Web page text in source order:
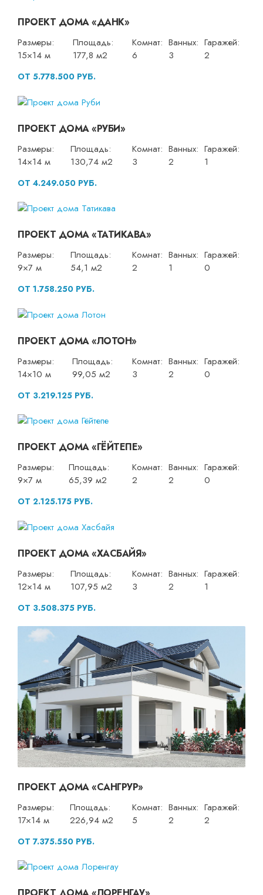
ПРОЕКТ ДОМА «ДАНК»
Размеры:
15×14 м
Площадь:
177,8 м2
Комнат:
6
Ванных:
3
Гаражей:
2
ОТ 5.778.500 РУБ.
ПРОЕКТ ДОМА «РУБИ»
Размеры:
14×14 м
Площадь:
130,74 м2
Комнат:
3
Ванных:
2
Гаражей:
1
ОТ 4.249.050 РУБ.
ПРОЕКТ ДОМА «ТАТИКАВА»
Размеры:
9×7 м
Площадь:
54,1 м2
Комнат:
2
Ванных:
1
Гаражей:
0
ОТ 1.758.250 РУБ.
ПРОЕКТ ДОМА «ЛОТОН»
Размеры:
14×10 м
Площадь:
99,05 м2
Комнат:
3
Ванных:
2
Гаражей:
0
ОТ 3.219.125 РУБ.
ПРОЕКТ ДОМА «ГЁЙТЕПЕ»
Размеры:
9×7 м
Площадь:
65,39 м2
Комнат:
2
Ванных:
2
Гаражей:
0
ОТ 2.125.175 РУБ.
ПРОЕКТ ДОМА «ХАСБАЙЯ»
Размеры:
12×14 м
Площадь:
107,95 м2
Комнат:
3
Ванных:
2
Гаражей:
1
ОТ 3.508.375 РУБ.
ПРОЕКТ ДОМА «САНГРУР»
Размеры:
17×14 м
Площадь:
226,94 м2
Комнат:
5
Ванных:
2
Гаражей:
2
ОТ 7.375.550 РУБ.